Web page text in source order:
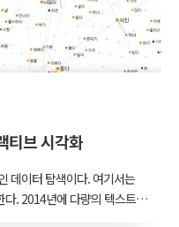
티브 시각화
데이터 탐색이다. 여기서는
. 2014년에 다량의 텍스트